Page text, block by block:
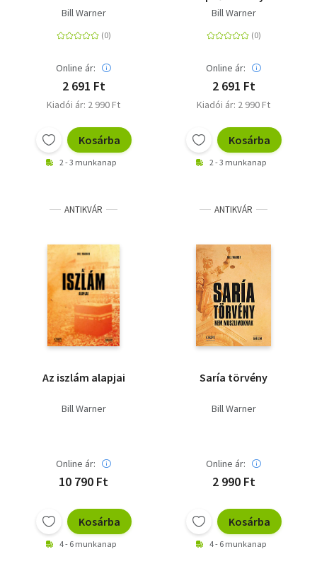
alapműveiben -
Bill Warner
Online ár:
2 691 Ft
Kiadói ár: 2 990 Ft
Kosárba
2 - 3 munkanap
Első szint
Bill Warner
Online ár:
2 691 Ft
Kiadói ár: 2 990 Ft
Kosárba
2 - 3 munkanap
ANTIKVÁR
Az iszlám alapjai
Bill Warner
Online ár:
10 790 Ft
Kosárba
4 - 6 munkanap
ANTIKVÁR
Saría törvény
Bill Warner
Online ár:
2 990 Ft
Kosárba
4 - 6 munkanap